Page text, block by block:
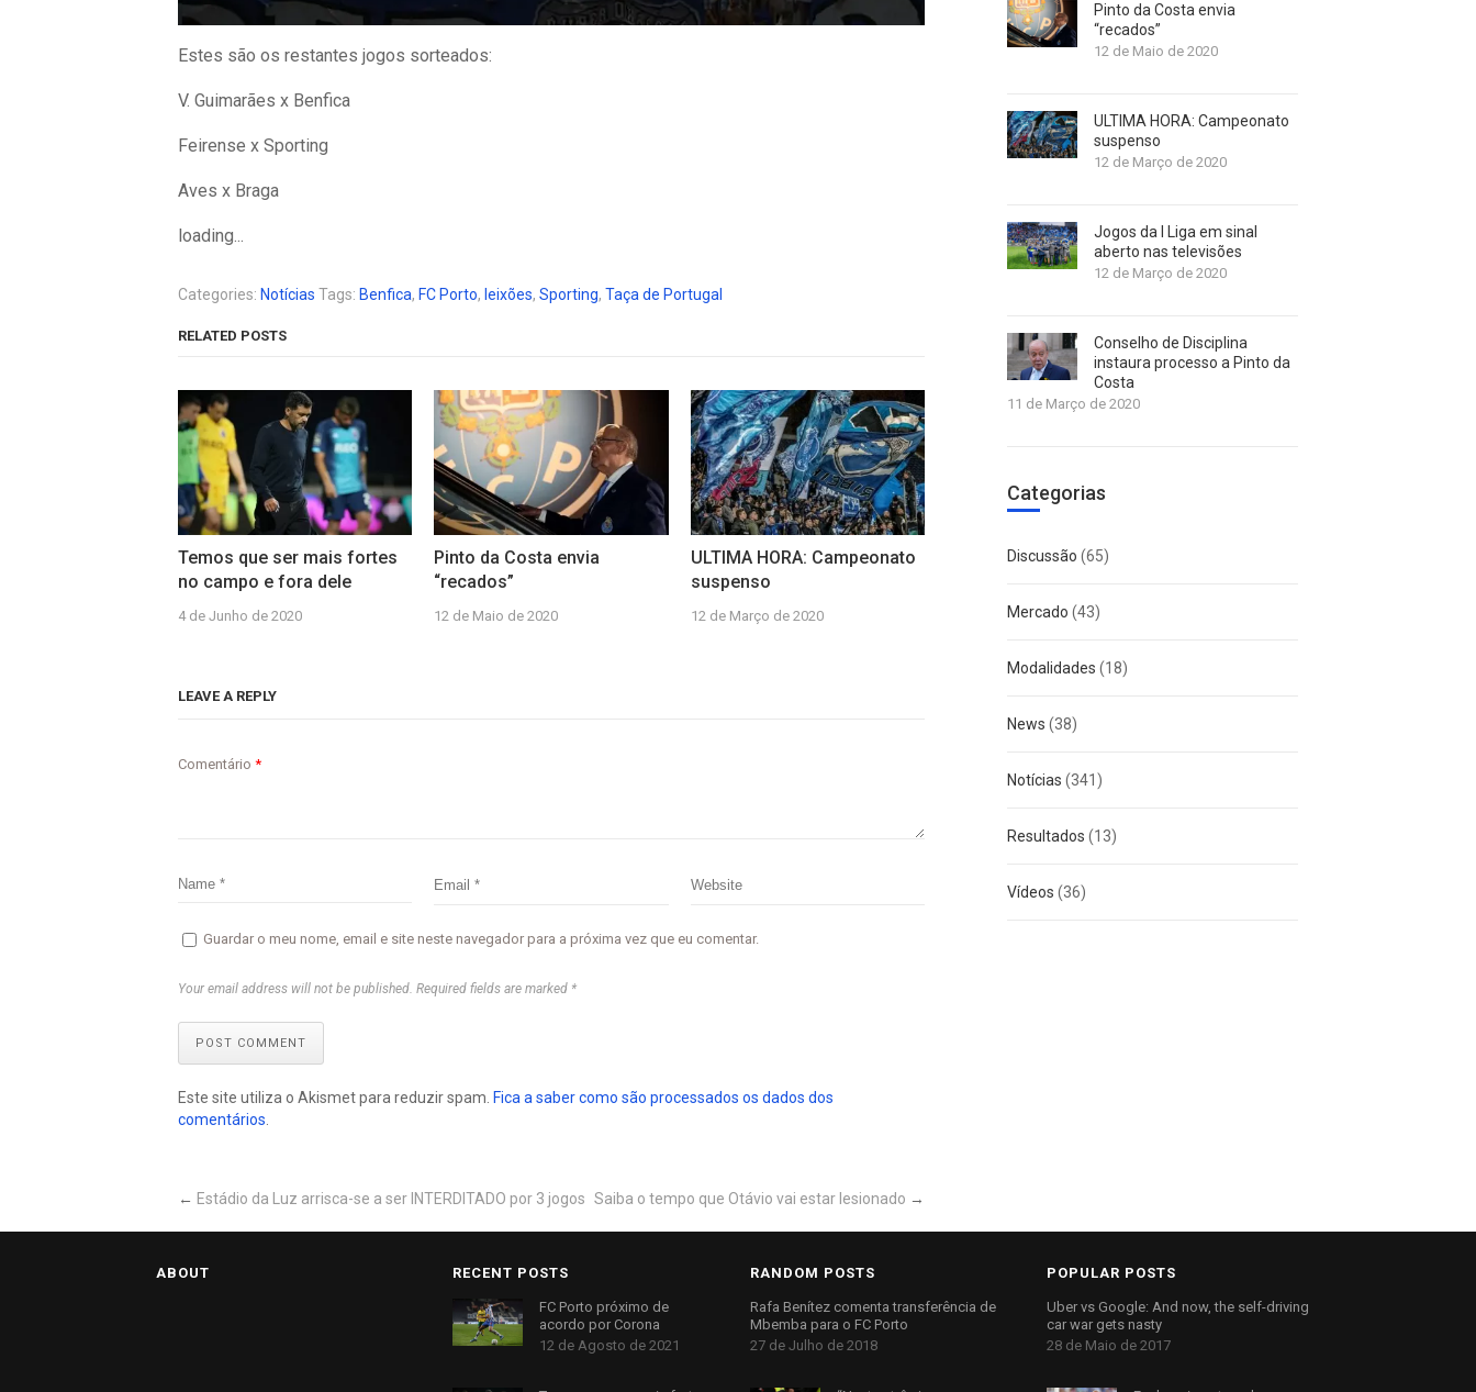
Estes são os restantes jogos sorteados:
V. Guimarães x Benfica
Feirense x Sporting
Aves x Braga
loading...
Categories: Notícias Tags: Benfica, FC Porto, leixões, Sporting, Taça de Portugal
RELATED POSTS
Temos que ser mais fortes
no campo e fora dele
4 de Junho de 2020
Pinto da Costa envia
“recados”
12 de Maio de 2020
ULTIMA HORA: Campeonato
suspenso
12 de Março de 2020
LEAVE A REPLY
Comentário *
Guardar o meu nome, email e site neste navegador para a próxima vez que eu comentar.
Your email address will not be published. Required fields are marked *
POST COMMENT
Este site utiliza o Akismet para reduzir spam. Fica a saber como são processados os dados dos
comentários
← Estádio da Luz arrisca-se a ser INTERDITADO por 3 jogos Saiba o tempo que Otávio vai estar lesionado →
Pinto da Costa envia
“recados”
12 de Maio de 2020
ULTIMA HORA: Campeonato
suspenso
12 de Março de 2020
Jogos da I Liga em sinal
aberto nas televisões
12 de Março de 2020
Conselho de Disciplina
instaura processo a Pinto da
Costa
11 de Março de 2020
Categorias
Discussão (65)
Mercado (43)
Modalidades (18)
News (38)
Notícias (341)
Resultados (13)
Vídeos (36)
ABOUT RECENT POSTS
FC Porto próximo de
acordo por Corona
12 de Agosto de 2021
RANDOM POSTS
Rafa Benítez comenta transferência de
Mbemba para o FC Porto
27 de Julho de 2018
POPULAR POSTS
Uber vs Google: And now, the self-driving
car war gets nasty
28 de Maio de 2017